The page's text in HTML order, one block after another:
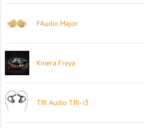
FAudio Major
Kinera Freya
TRI Audio TRI-i3